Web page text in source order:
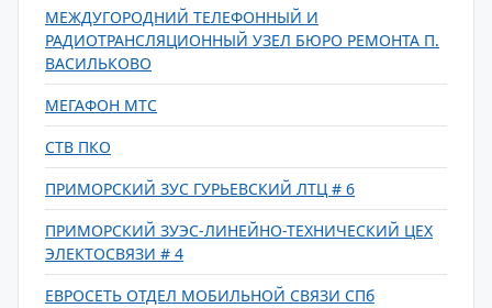
МЕЖДУГОРОДНИЙ ТЕЛЕФОННЫЙ И
РАДИОТРАНСЛЯЦИОННЫЙ УЗЕЛ БЮРО РЕМОНТА П.
ВАСИЛЬКОВО
МЕГАФОН МТС
СТВ ПКО
ПРИМОРСКИЙ ЗУС ГУРЬЕВСКИЙ ЛТЦ # 6
ПРИМОРСКИЙ ЗУЭС-ЛИНЕЙНО-ТЕХНИЧЕСКИЙ ЦЕХ
ЭЛЕКТОСВЯЗИ # 4
ЕВРОСЕТЬ ОТДЕЛ МОБИЛЬНОЙ СВЯЗИ СПб